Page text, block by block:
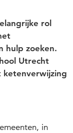
rol
hulp zoeken.
Utrecht
ketenverwijzing
in